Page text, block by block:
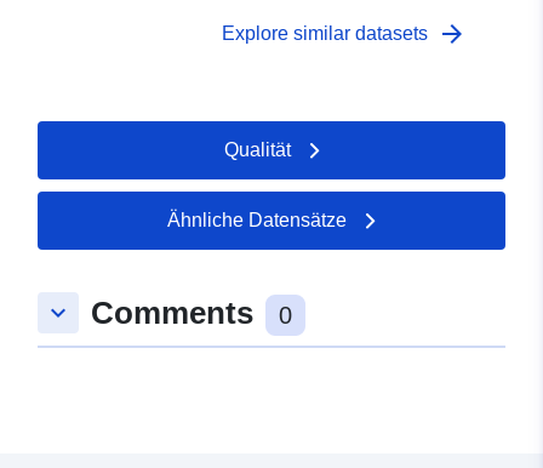
Informationen, Daten und Veröffentlichungen zu diesem
Explore similar datasets arrow_forward
Qualität
Ähnliche Datensätze
keyboard_arrow_down Comments 0